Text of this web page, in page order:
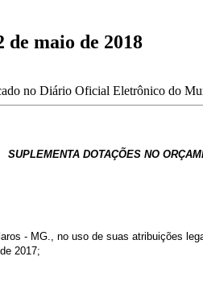
de maio de 2018
no Diário Oficial Eletrônico do
SUPLEMENTA DOTAÇÕES NO
- MG., no uso de suas atribuições
2017;